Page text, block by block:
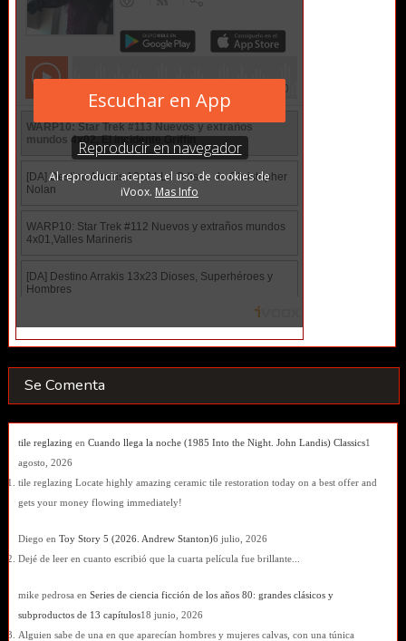
Se Comenta
tile reglazing en Cuando llega la noche (1985 Into the Night. John Landis) Classics1
agosto, 2026
tile reglazing Locate highly amazing ceramic tile restoration today on a best offer and
gets your money flowing immediately!
Diego en Toy Story 5 (2026. Andrew Stanton)6 julio, 2026
Dejé de leer en cuanto escribió que la cuarta película fue brillante...
mike pedrosa en Series de ciencia ficción de los años 80: grandes clásicos y
subproductos de 13 capítulos18 junio, 2026
Alguien sabe de una en que aparecían hombres y mujeres calvas, con una túnica